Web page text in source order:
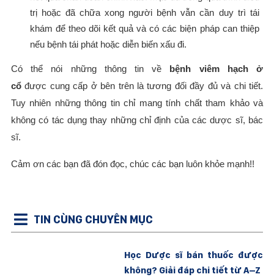
trị hoặc đã chữa xong người bệnh vẫn cần duy trì tái
khám để theo dõi kết quả và có các biện pháp can thiệp
nếu bệnh tái phát hoặc diễn biến xấu đi.
Có thể nói những thông tin về bệnh viêm hạch ở
cổđược cung cấp ở bên trên là tương đối đầy đủ và chi tiết.
Tuy nhiên những thông tin chỉ mang tính chất tham khảo và
không có tác dụng thay những chỉ định của các dược sĩ, bác
sĩ.
Cảm ơn các bạn đã đón đọc, chúc các bạn luôn khỏe mạnh!!
TIN CÙNG CHUYÊN MỤC
Học Dược sĩ bán thuốc được
không? Giải đáp chi tiết từ A–Z